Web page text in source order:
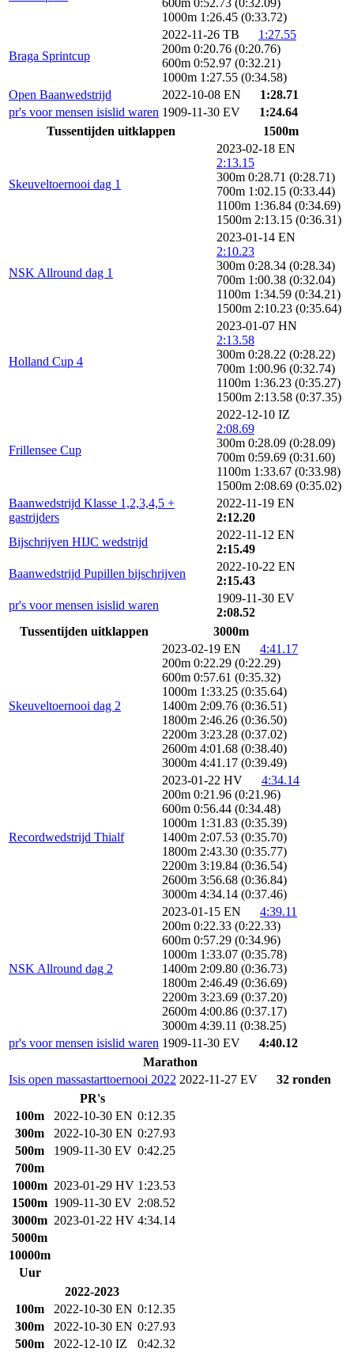
600m 0:52.73 (0:32.09)
1000m 1:26.45 (0:33.72)
Braga Sprintcup
2022-11-26 TB 1:27.55
200m 0:20.76 (0:20.76)
600m 0:52.97 (0:32.21)
1000m 1:27.55 (0:34.58)
Open Baanwedstrijd
2022-10-08 EN 1:28.71
pr's voor mensen isislid waren 1909-11-30 EV 1:24.64
Tussentijden uitklappen
1500m
Skeuveltoernooi dag 1
2023-02-18 EN
2:13.15
300m 0:28.71 (0:28.71)
700m 1:02.15 (0:33.44)
1100m 1:36.84 (0:34.69)
1500m 2:13.15 (0:36.31)
NSK Allround dag 1
2023-01-14 EN
2:10.23
300m 0:28.34 (0:28.34)
700m 1:00.38 (0:32.04)
1100m 1:34.59 (0:34.21)
1500m 2:10.23 (0:35.64)
Holland Cup 4
2023-01-07 HN
2:13.58
300m 0:28.22 (0:28.22)
700m 1:00.96 (0:32.74)
1100m 1:36.23 (0:35.27)
1500m 2:13.58 (0:37.35)
Frillensee Cup
2022-12-10 IZ
2:08.69
300m 0:28.09 (0:28.09)
700m 0:59.69 (0:31.60)
1100m 1:33.67 (0:33.98)
1500m 2:08.69 (0:35.02)
Baanwedstrijd Klasse 1,2,3,4,5 +
gastrijders
2022-11-19 EN
2:12.20
Bijschrijven HIJC wedstrijd
2022-11-12 EN
2:15.49
Baanwedstrijd Pupillen bijschrijven
2022-10-22 EN
2:15.43
pr's voor mensen isislid waren
1909-11-30 EV
2:08.52
Tussentijden uitklappen
3000m
Skeuveltoernooi dag 2
2023-02-19 EN 4:41.17
200m 0:22.29 (0:22.29)
600m 0:57.61 (0:35.32)
1000m 1:33.25 (0:35.64)
1400m 2:09.76 (0:36.51)
1800m 2:46.26 (0:36.50)
2200m 3:23.28 (0:37.02)
2600m 4:01.68 (0:38.40)
3000m 4:41.17 (0:39.49)
Recordwedstrijd Thialf
2023-01-22 HV 4:34.14
200m 0:21.96 (0:21.96)
600m 0:56.44 (0:34.48)
1000m 1:31.83 (0:35.39)
1400m 2:07.53 (0:35.70)
1800m 2:43.30 (0:35.77)
2200m 3:19.84 (0:36.54)
2600m 3:56.68 (0:36.84)
3000m 4:34.14 (0:37.46)
NSK Allround dag 2
2023-01-15 EN 4:39.11
200m 0:22.33 (0:22.33)
600m 0:57.29 (0:34.96)
1000m 1:33.07 (0:35.78)
1400m 2:09.80 (0:36.73)
1800m 2:46.49 (0:36.69)
2200m 3:23.69 (0:37.20)
2600m 4:00.86 (0:37.17)
3000m 4:39.11 (0:38.25)
pr's voor mensen isislid waren 1909-11-30 EV 4:40.12
Marathon
Isis open massastarttoernooi 2022 2022-11-27 EV 32 ronden
PR's
100m
2022-10-30 EN 0:12.35
300m
2022-10-30 EN 0:27.93
500m
1909-11-30 EV 0:42.25
700m
1000m 2023-01-29 HV 1:23.53
1500m 1909-11-30 EV 2:08.52
3000m 2023-01-22 HV 4:34.14
5000m
10000m
Uur
2022-2023
100m
2022-10-30 EN 0:12.35
300m
2022-10-30 EN 0:27.93
500m
2022-12-10 IZ
0:42.32